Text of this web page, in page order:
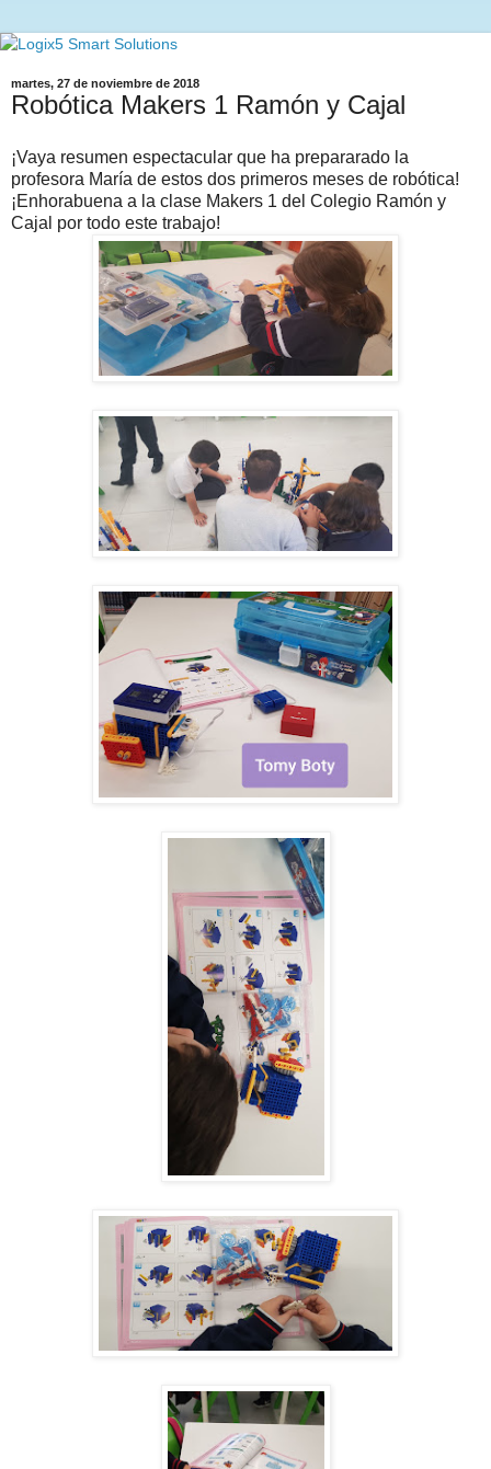
martes, 27 de noviembre de 2018
Robótica Makers 1 Ramón y Cajal
¡Vaya resumen espectacular que ha prepararado la
profesora María de estos dos primeros meses de robótica!
¡Enhorabuena a la clase Makers 1 del Colegio Ramón y
Cajal por todo este trabajo!